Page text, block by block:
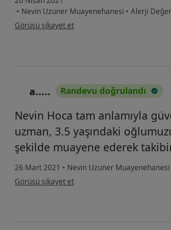
• Nevin Uzuner Muayenehanesi • Alerji
kullanıcının görüşüne göre hu...9
Görüşü şikayet et
a..... Randevu doğrulandı
Nevin Hoca tam anlamıyla
uzman, 3.5 yaşındaki
şekilde muayene ederek
26 Mart 2021 • Nevin Uzuner Muayenehanesi
kullanıcının görüşüne göre a.....
Görüşü şikayet et